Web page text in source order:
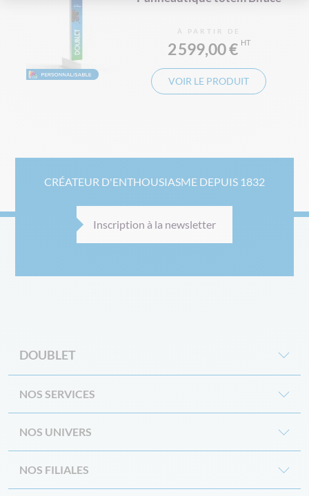
À PARTIR DE
2 599,00 €
VOIR LE PRODUIT
CRÉATEUR D'ENTHOUSIASME DEPUIS 1832
Inscription à la newsletter
DOUBLET
NOS SERVICES
NOS UNIVERS
NOS FILIALES